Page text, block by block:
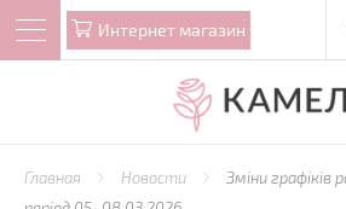
Интернет магазин
Главная Новости
Зміни графіків